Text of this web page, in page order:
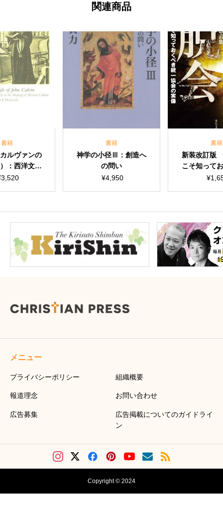
関連商品
ァンの
洋文化
られた
神学の小径Ⅲ：創造へ
の問い
4,950
新装改訂版 脱
こそ知っておく
一教会の実
1,650
メニュー
プライバシーポリシー 組織概要
報道理念 お問い合わせ
広告募集
広告掲載についてのガイドライ
ン
Copyright © 2024